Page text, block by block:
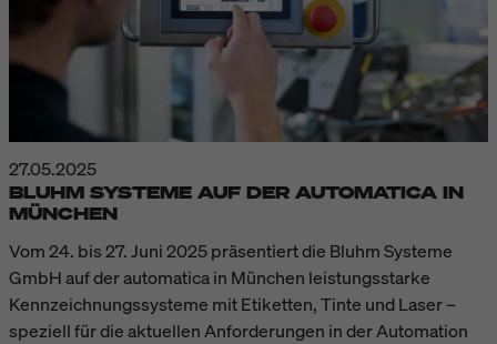
27.05.2025
BLUHM SYSTEME AUF DER AUTOMATICA IN
MÜNCHEN
Vom 24. bis 27. Juni 2025 präsentiert die Bluhm Systeme
GmbH auf der automatica in München leistungsstarke
Kennzeichnungssysteme mit Etiketten, Tinte und Laser –
speziell für die aktuellen Anforderungen in der Automation